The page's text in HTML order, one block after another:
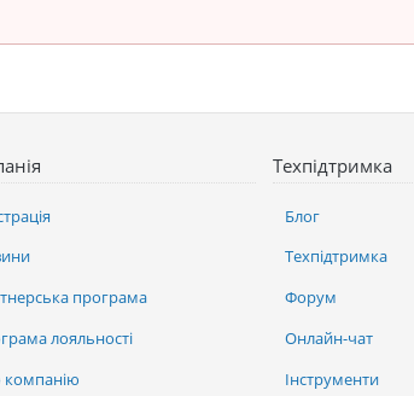
програма
лояльності
компанію
Техпідтримка
Блог
Техпідтримка
Форум
Онлайн-чат
Інструменти